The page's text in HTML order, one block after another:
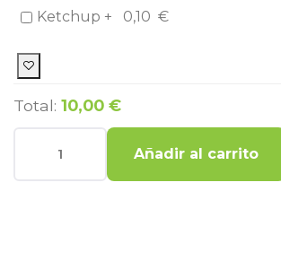
Ketchup + 0,10 €
Total: 10,00 €
Añadir al carrito